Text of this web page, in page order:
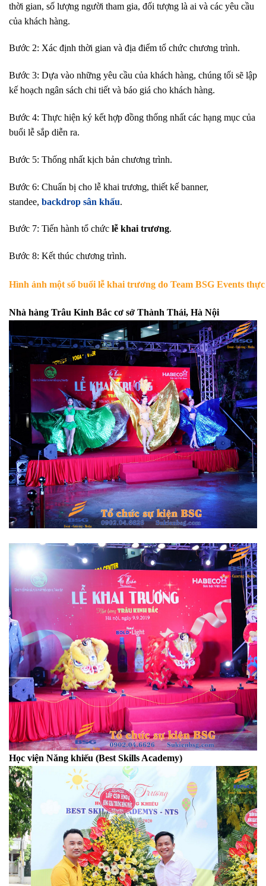
thời gian, số lượng người tham gia, đối tượng là ai và các yêu cầu
của khách hàng.
Bước 2: Xác định thời gian và địa điểm tổ chức chương trình.
Bước 3: Dựa vào những yêu cầu của khách hàng, chúng tối sẽ lập
kế hoạch ngân sách chi tiết và báo giá cho khách hàng.
Bước 4: Thực hiện ký kết hợp đồng thống nhất các hạng mục của
buổi lễ sắp diễn ra.
Bước 5: Thống nhất kịch bản chương trình.
Bước 6: Chuẩn bị cho lễ khai trương, thiết kế banner,
standee, backdrop sân khấu.
Bước 7: Tiến hành tổ chức lễ khai trương.
Bước 8: Kết thúc chương trình.
Hình ảnh một số buổi lễ khai trương do Team BSG Events
Nhà hàng Trâu Kinh Bắc cơ sở Thành Thái, Hà Nội
Học viện Năng khiếu (Best Skills Academy)